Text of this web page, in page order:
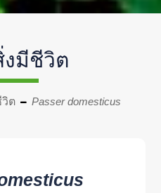
มีชีวิต
ต Passer domesticus